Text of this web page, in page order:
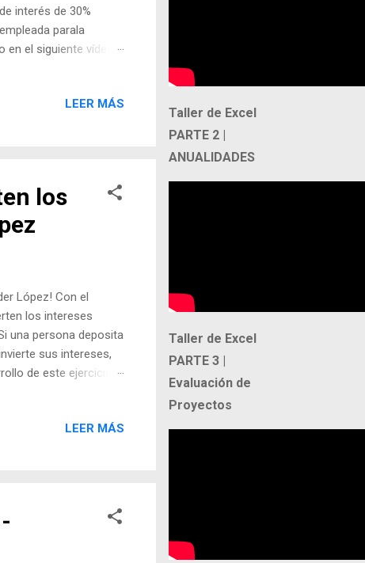
Taller de Excel
PARTE 2 |
ANUALIDADES
Taller de Excel
PARTE 3 |
Evaluación de
Proyectos
interés de 30%
parala
el siguiente vídeo,
LEER MÁS
los
López! Con el
los intereses
una persona deposita
sus intereses,
de este ejercicio
LEER MÁS